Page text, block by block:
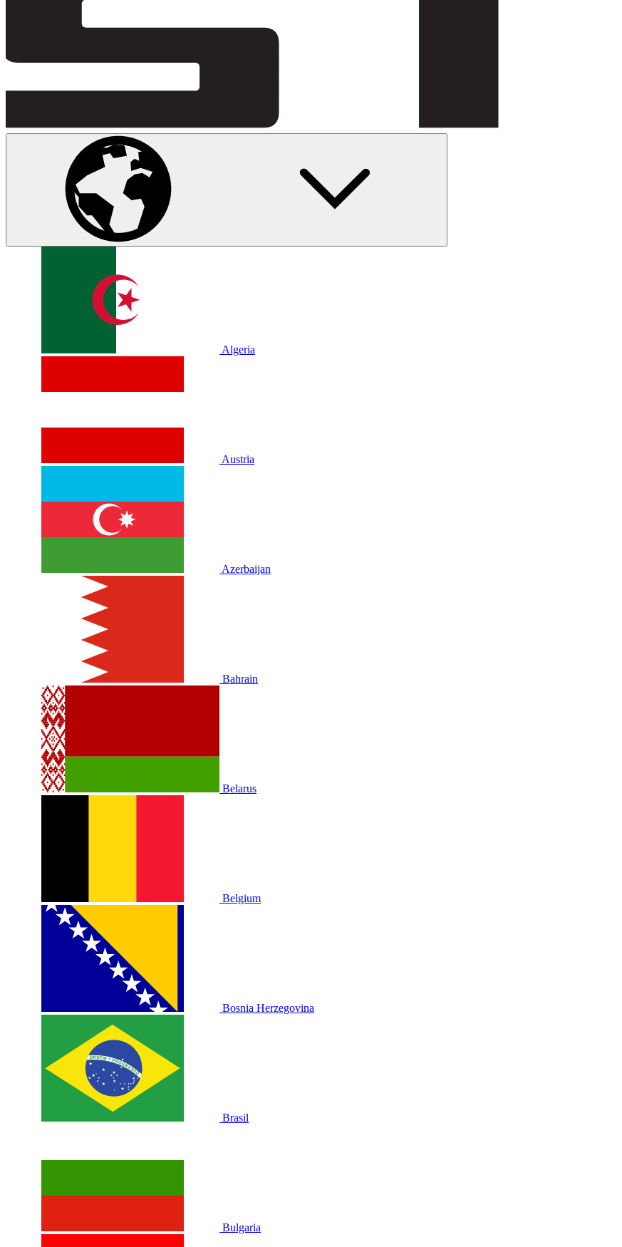
Algeria
Austria
Azerbaijan
Bahrain
Belarus
Belgium
Bosnia Herzegovina
Brasil
Bulgaria